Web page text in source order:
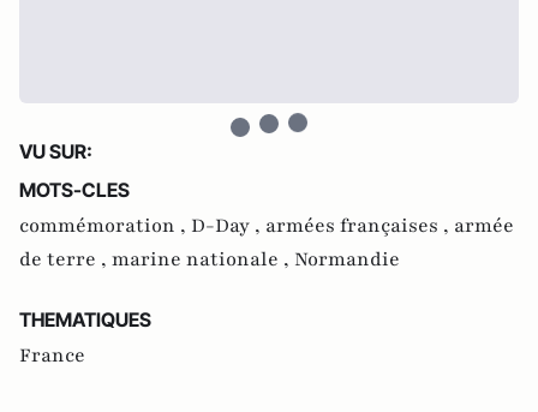
VU SUR:
MOTS-CLES
commémoration , D-Day , armées françaises , armée
de terre , marine nationale , Normandie
THEMATIQUES
France